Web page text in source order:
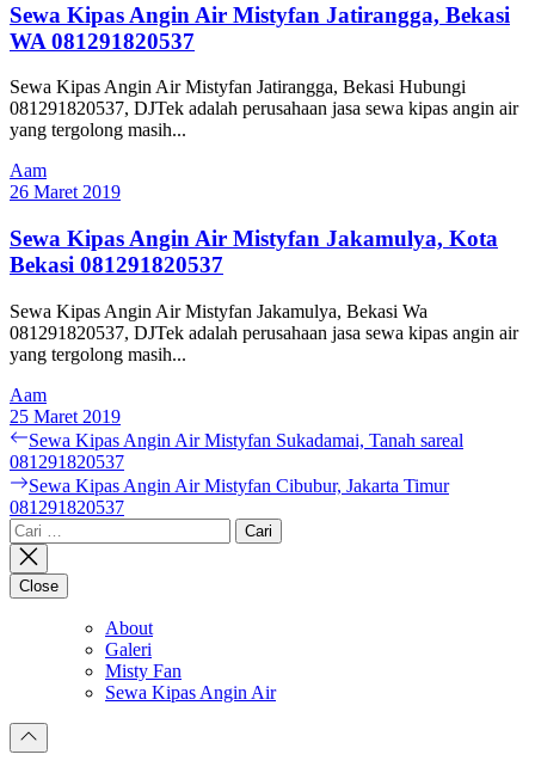
Sewa Kipas Angin Air Mistyfan Jatirangga, Bekasi
WA 081291820537
Sewa Kipas Angin Air Mistyfan Jatirangga, Bekasi Hubungi
081291820537, DJTek adalah perusahaan jasa sewa kipas angin air
yang tergolong masih...
Aam
26 Maret 2019
Sewa Kipas Angin Air Mistyfan Jakamulya, Kota
Bekasi 081291820537
Sewa Kipas Angin Air Mistyfan Jakamulya, Bekasi Wa
081291820537, DJTek adalah perusahaan jasa sewa kipas angin air
yang tergolong masih...
Aam
25 Maret 2019
Navigasi
pos
Previous
post:
Sewa Kipas Angin Air Mistyfan Sukadamai, Tanah sareal
081291820537
Next
post:
Sewa Kipas Angin Air Mistyfan Cibubur, Jakarta Timur
081291820537
Cari
untuk:
Close
About
Galeri
Misty Fan
Sewa Kipas Angin Air